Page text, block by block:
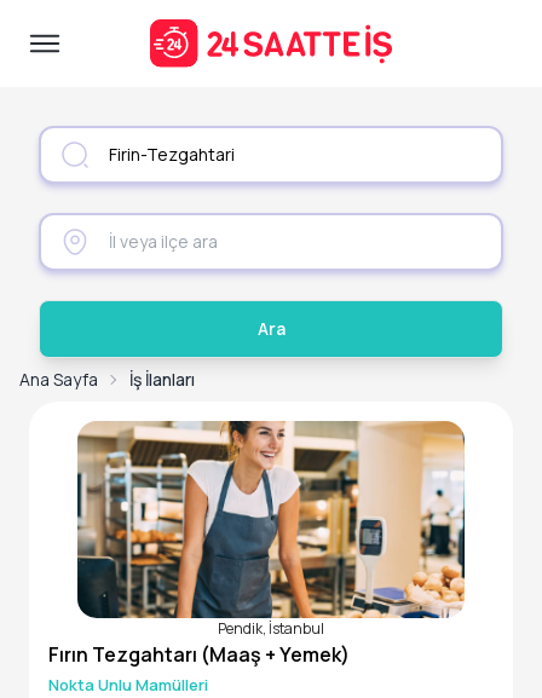
Ara
Ana Sayfa İş İlanları
Pendik, İstanbul
Fırın Tezgahtarı (Maaş + Yemek)
Nokta Unlu Mamülleri